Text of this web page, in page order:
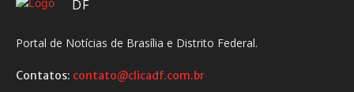
DF
Portal de Notícias de Brasília e Distrito Federal.
Contatos: contato@clicadf.com.br